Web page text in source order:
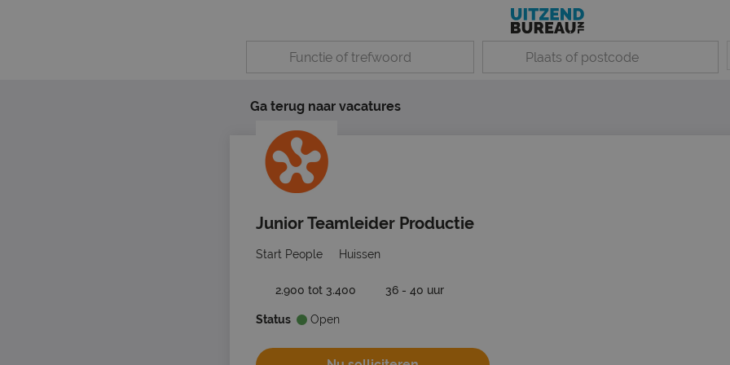
Ga terug naar vacatures
Junior Teamleider Productie
Start People Huissen
2.900 tot 3.400 36 - 40 uur
Status Open